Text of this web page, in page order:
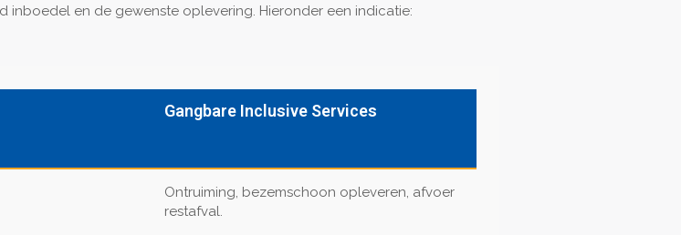
inboedel en de gewenste oplevering. Hieronder een indicatie:
Gangbare Inclusive Services
Ontruiming, bezemschoon opleveren, afvoer
restafval.